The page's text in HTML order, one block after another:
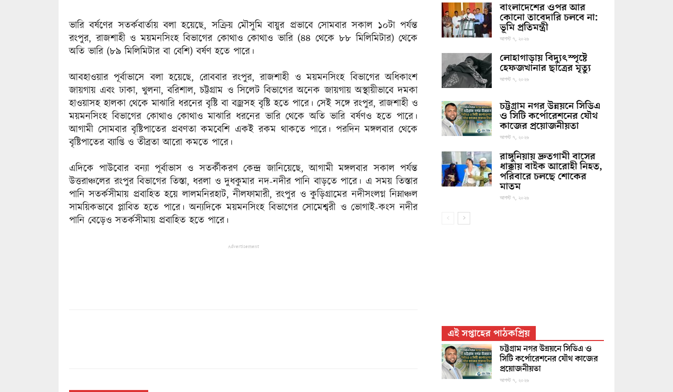
ভারি বর্ষণের সতর্কবার্তায় বলা হয়েছে, সক্রিয় মৌসুমি বায়ুর প্রভাবে সোমবার সকাল ১০টা পর্যন্ত
রংপুর, রাজশাহী ও ময়মনসিংহ বিভাগের কোথাও কোথাও ভারি (৪৪ থেকে ৮৮ মিলিমিটার) থেকে
অতি ভারি (৮৯ মিলিমিটার বা বেশি) বর্ষণ হতে পারে।
আবহাওয়ার পূর্বাভাসে বলা হয়েছে, রোববার রংপুর, রাজশাহী ও ময়মনসিংহ বিভাগের অধিকাংশ
জায়গায় এবং ঢাকা, খুলনা, বরিশাল, চট্টগ্রাম ও সিলেট বিভাগের অনেক জায়গায় অস্থায়ীভাবে দমকা
হাওয়াসহ হালকা থেকে মাঝারি ধরনের বৃষ্টি বা বজ্রসহ বৃষ্টি হতে পারে। সেই সঙ্গে রংপুর, রাজশাহী ও
ময়মনসিংহ বিভাগের কোথাও কোথাও মাঝারি ধরনের ভারি থেকে অতি ভারি বর্ষণও হতে পারে।
আগামী সোমবার বৃষ্টিপাতের প্রবণতা কমবেশি একই রকম থাকতে পারে। পরদিন মঙ্গলবার থেকে
বৃষ্টিপাতের ব্যাপ্তি ও তীব্রতা আরো কমতে পারে।
এদিকে পাউবোর বন্যা পূর্বাভাস ও সতর্কীকরণ কেন্দ্র জানিয়েছে, আগামী মঙ্গলবার সকাল পর্যন্ত
উত্তরাঞ্চলের রংপুর বিভাগের তিস্তা, ধরলা ও দুধকুমার নদ-নদীর পানি বাড়তে পারে। এ সময় তিস্তার
পানি সতর্কসীমায় প্রবাহিত হয়ে লালমনিরহাট, নীলফামারী, রংপুর ও কুড়িগ্রামের নদীসংলগ্ন নিম্নাঞ্চল
সাময়িকভাবে প্লাবিত হতে পারে। অন্যদিকে ময়মনসিংহ বিভাগের সোমেশ্বরী ও ভোগাই-কংস নদীর
পানি বেড়েও সতর্কসীমায় প্রবাহিত হতে পারে।
Advertisement
বাংলাদেশের ওপর আর
কোনো তাবেদারি চলবে না:
ভূমি প্রতিমন্ত্রী
আগস্ট ৭, ২০২৬
লোহাগাড়ায় বিদ্যুৎস্পৃষ্টে
হেফজখানার ছাত্রের মৃত্যু
আগস্ট ৭, ২০২৬
চট্টগ্রাম নগর উন্নয়নে সিডিএ
ও সিটি কর্পোরেশনের যৌথ
কাজের প্রয়োজনীয়তা
আগস্ট ৭, ২০২৬
রাঙ্গুনিয়ায় দ্রুতগামী বাসের
ধাক্কায় বাইক আরোহী নিহত,
পরিবারে চলছে শোকের
মাতম
আগস্ট ৭, ২০২৬
এই সপ্তাহের পাঠকপ্রিয়
চট্টগ্রাম নগর উন্নয়নে সিডিএ ও
সিটি কর্পোরেশনের যৌথ কাজের
প্রয়োজনীয়তা
আগস্ট ৭, ২০২৬